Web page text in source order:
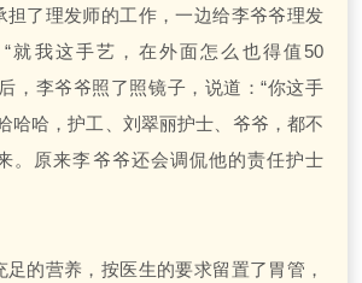
担了理发师的工作，一边给李爷爷理发
就我这手艺，在外面怎么也得值50
，李爷爷照了照镜子，说道：“你这手
哈哈，护工、刘翠丽护士、爷爷，都不
。原来李爷爷还会调侃他的责任护士
足的营养，按医生的要求留置了胃管，